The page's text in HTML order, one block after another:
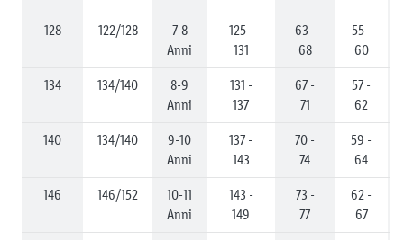
128 122/128
7-8
Anni
125 -
131
63 -
68
55 -
60
134 134/140
8-9
Anni
131 -
137
67 -
71
57 -
62
140 134/140
9-10
Anni
137 -
143
70 -
74
59 -
64
146 146/152
10-11
Anni
143 -
149
73 -
77
62 -
67